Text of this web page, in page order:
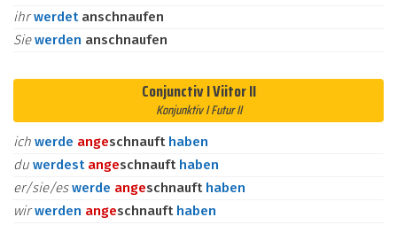
ihrwerdet anschnaufen
Siewerden anschnaufen
Conjunctiv I Viitor II
Konjunktiv I Futur II
ich werde angeschnauft haben
du werdest angeschnauft haben
er/sie/eswerde angeschnauft haben
wirwerden angeschnauft haben